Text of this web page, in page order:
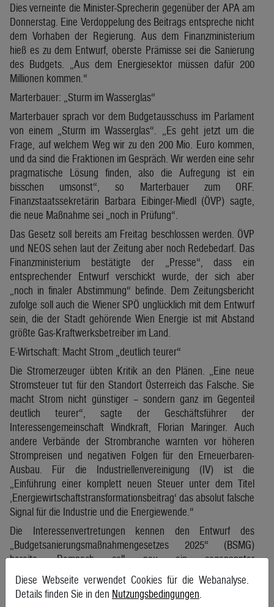
Dies verneinte die Minister-Sprecherin gegenüber der APA am
Donnerstag. Eine Verdoppelung des Beitrags entspreche nicht
dem Vorhaben der Regierung. Aus dem Finanzministerium
hieß es zu dem Entwurf, oberste Prämisse sei die Sanierung
des Budgets. „Aus dem Energiesektor müssen dafür 200
Millionen kommen.“
Marterbauer: „Sturm im Wasserglas“
Marterbauer sprach vor dem Budgetausschuss im Parlament
von einem „Sturm im Wasserglas“. „Es geht jetzt um die
Frage, auf welchem Weg wir zu den 200 Mio. Euro kommen,
und da sind die Fraktionen im Gespräch. Wir werden eine sehr
pragmatische Lösung finden, also die Aufregung ist ein
bisschen umsonst“, so Marterbauer zum ORF.
Finanzstaatssekretärin Barbara Eibinger-Miedl (ÖVP) sagte,
die neue Maßnahme sei „noch in Prüfung“.
Das Gesetz soll bereits am Freitag beschlossen werden. ÖVP
und NEOS sehen laut der Zeitung aber noch Redebedarf. Das
Finanzministerium bestätigte der „Presse“, dass ein
entsprechender Entwurf verschickt wurde, der sich aber
„noch in finaler Abstimmung“ befinde. Dem Zeitungsbericht
zufolge soll auch die Wiener SPÖ unglücklich mit dem Entwurf
sein, die der Stadt gehörende Wien Energie ist mit Abstand
größte Gas-Kraftwerksbetreiber im Land.
E-Wirtschaft: Macht Strom „deutlich teurer“
Die Stromerzeuger übten Kritik an den Plänen. „Eine neue
Stromsteuer tut für den Standort Österreich das Falsche. Sie
macht Strom nicht günstiger – sondern ganz im Gegenteil
deutlich teurer“, sagte der Geschäftsführer der
Interessengemeinschaft Windkraft, Florian Maringer. Auch
andere Verbände der Strombranche warnten vor höheren
Strompreisen und negativen Folgen für den Erneuerbaren-
Ausbau. Für die Industriellenvereinigung (IV) ist die
„Einführung einer komplett neuen Steuer unter dem Titel
‚Energiewirtschaftstransformationsbeitrag‘ das absolut falsche
Signal für die Industrie und die Energiewende.“
Die Interessenvertretungen kennen den Entwurf des
„Budgetsanierungsmaßnahmengesetzes 2025“ (BSMG)
bereits. Demnach soll neu ein sogenannter
Elektrizitätswirtschaftstransformationsbeitrag (EWTB) pro
Megawattstunde für Anlagen mit einer installierten Kapazität
von mehr als einem Megawatt (MW) eingeführt werden. Der
Diese Webseite verwendet Cookies für die Webanalyse.
Details finden Sie in den Nutzungsbedingungen